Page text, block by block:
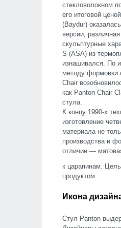
стекловолокном
его итоговой
(Baydur)
версии,
скульптурные
S (ASA) из
изнашивался. По
методу формовки
Chair
как Panton Chair
стула.
К концу 1990-х
изготовление
материала не
производства и
отличие —
к царапинам.
продуктом.
Икона
Стул Panton